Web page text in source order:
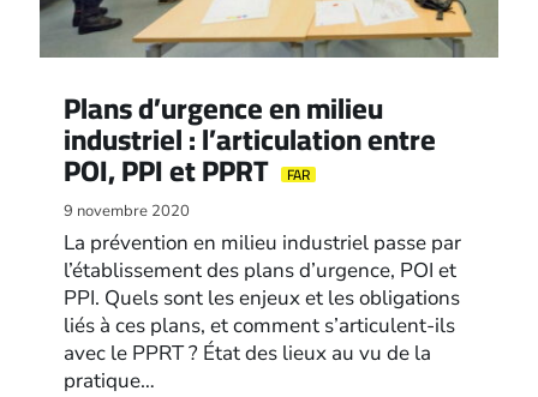
Plans d’urgence en milieu
industriel : l’articulation entre
POI, PPI et PPRT FAR
9 novembre 2020
La prévention en milieu industriel passe par
l’établissement des plans d’urgence, POI et
PPI. Quels sont les enjeux et les obligations
liés à ces plans, et comment s’articulent-ils
avec le PPRT ? État des lieux au vu de la
pratique…